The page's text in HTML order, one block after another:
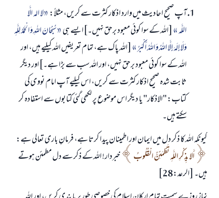
آپ صحیح احادیث میں وارد اذکار کثرت سے کریں، مثلاً: لا الہ الَّا
اللَّہ [اللہ کے سوا کوئی معبود برحق نہیں۔]ایسے ہی سُبْحَانَ اللهِ وَالْحَمْدُ لِلَّهِ
وَلَا إِلَهَ إِلَّا اللهُ وَاللهُ أَكْبَرُ [اللہ پاک ہے، تمام تعریفیں اللہ کیلیے ہیں، اور
اللہ کے سوا کوئی معبود برحق نہیں، اور اللہ سب سے بڑا ہے۔]اور دیگر
ثابت شدہ صحیح اذکار کثرت سے کریں، اس کیلیے آپ امام نووی کی
کتاب: "الاذکار" یا دیگر اس موضوع پر لکھی گئی کتابوں سے استفادہ کر
سکتے ہیں۔
کیونکہ اللہ کا ذکر دل میں ایمان اور اطمینان پیدا کرتا ہے، فرمانِ باری تعالی ہے:
أَلا بِذِكْرِ اللَّهِ تَطْمَئِنُّ الْقُلُوبُ
خبردار! اللہ کے ذکر سے دل مطمئن ہوتے
ہیں۔ [الرعد:28]